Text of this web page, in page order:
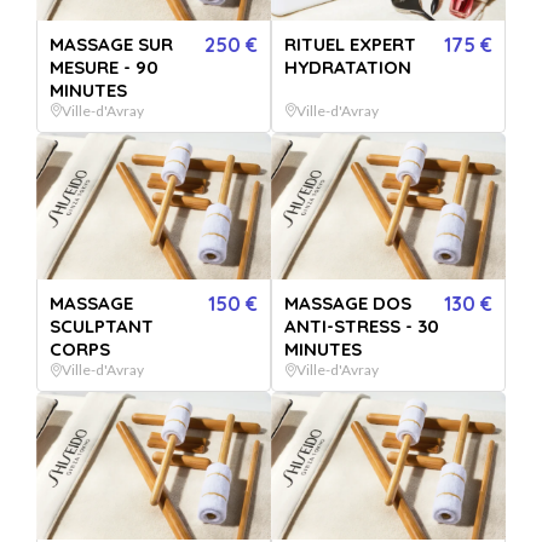
MASSAGE SUR
MESURE - 90
MINUTES
250 €
Ville-d'Avray
RITUEL EXPERT
HYDRATATION
175 €
Ville-d'Avray
MASSAGE
SCULPTANT
CORPS
150 €
Ville-d'Avray
MASSAGE DOS
ANTI-STRESS - 30
MINUTES
130 €
Ville-d'Avray
nettoyage de la peau en profondeur à des techniques de
massage exclusives pour redonner énergie, éclat et hydratation
instantanément.
En option
ICE GLOBES
Pendant 5 minutes, grâce à la puissance d’outils conçus de
manière unique et adaptés pour épouser parfaitement les
contours du visage. Avec un effet immédiat, il raffermit et